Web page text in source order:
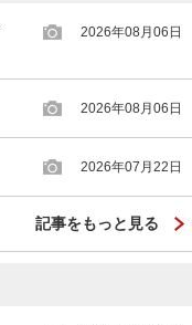
2026年08月06日
2026年08月06日
2026年07月22日
記事をもっと見る